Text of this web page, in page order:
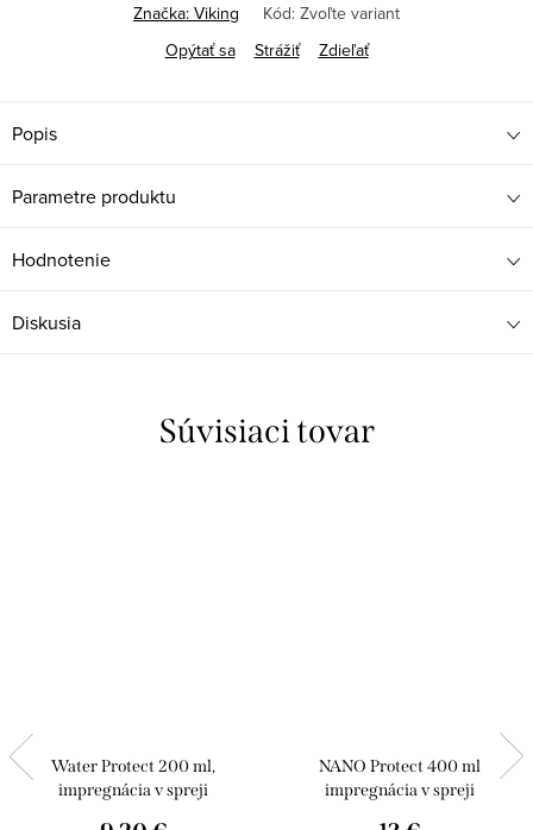
Značka: Viking Kód: Zvoľte variant
Opýtať sa
Strážiť Zdieľať
Popis
Parametre produktu
Hodnotenie
Diskusia
Súvisiaci tovar
Water Protect 200 ml,
impregnácia v spreji
NANO Protect 400 ml
impregnácia v spreji